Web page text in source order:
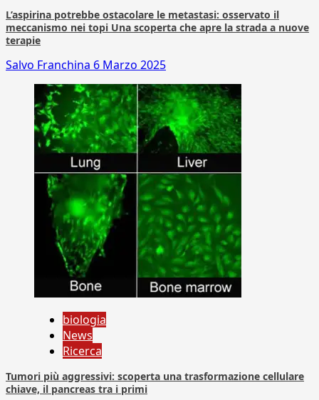
L’aspirina potrebbe ostacolare le metastasi: osservato il
meccanismo nei topi Una scoperta che apre la strada a nuove
terapie
Salvo Franchina 6 Marzo 2025
biologia
News
Ricerca
Tumori più aggressivi: scoperta una trasformazione cellulare
chiave, il pancreas tra i primi